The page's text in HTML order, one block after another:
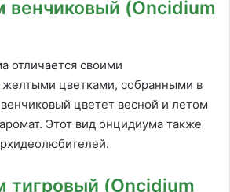
венчиковый (Oncidium
отличается своими
цветками, собранными в
цветет весной и летом
Этот вид онцидиума также
тигровый (Oncidium